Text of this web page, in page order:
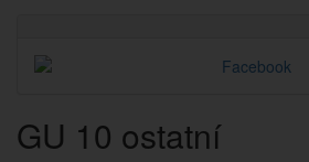
GU 10 ostatní